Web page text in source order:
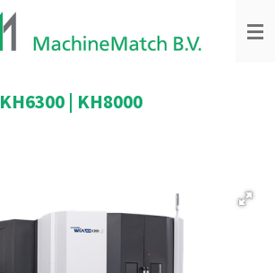
KH6300 | KH8000